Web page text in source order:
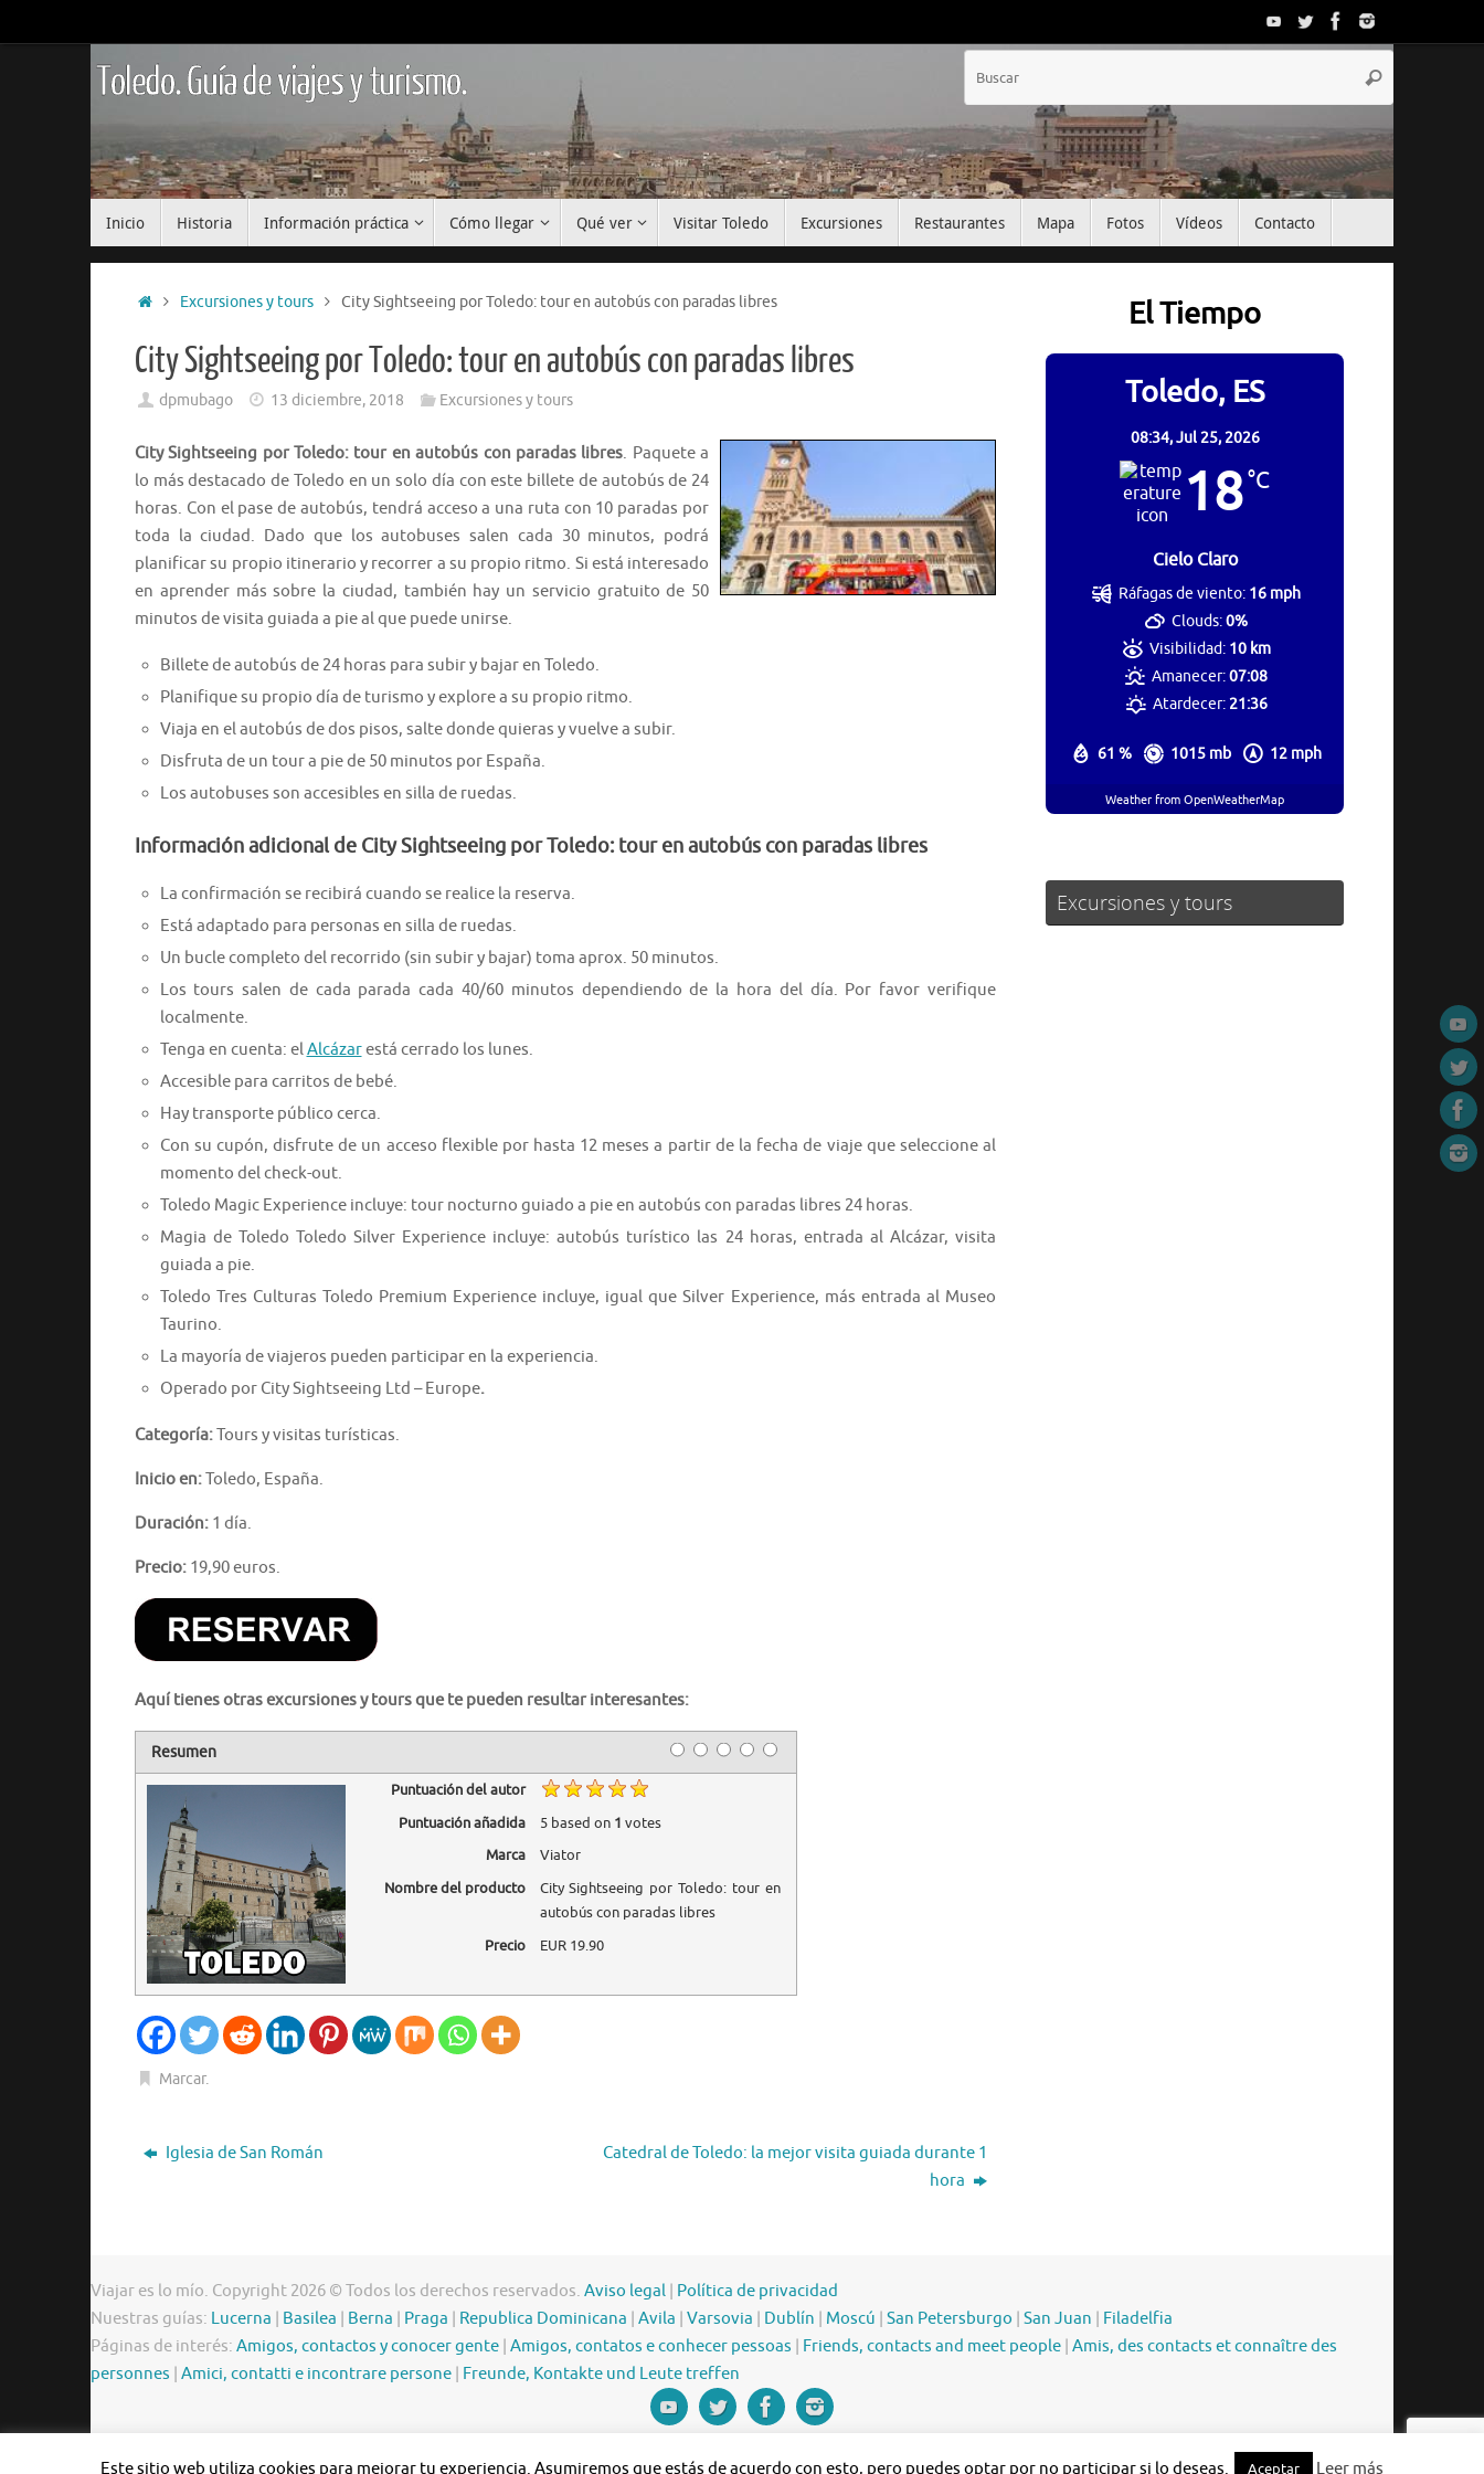
al
Toledo. Guía de viajes y turismo. Buscar
Inicio Historia Información práctica Cómo llegar Qué ver Visitar Toledo Excursiones Restaurantes Mapa Fotos Vídeos Contacto
InicioExcursiones y tours City Sightseeing por Toledo: tour en autobús con paradas libres
City Sightseeing por Toledo: tour en autobús con paradas libres
dpmubago 13 diciembre, 2018 Excursiones y tours
City Sightseeing por Toledo: tour en autobús con paradas libres. Paquete a
lo más destacado de Toledo en un solo día con este billete de autobús de 24
horas. Con el pase de autobús, tendrá acceso a una ruta con 10 paradas por
toda la ciudad. Dado que los autobuses salen cada 30 minutos, podrá
planificar su propio itinerario y recorrer a su propio ritmo. Si está interesado
en aprender más sobre la ciudad, también hay un servicio gratuito de 50
minutos de visita guiada a pie al que puede unirse.
Billete de autobús de 24 horas para subir y bajar en Toledo.
Planifique su propio día de turismo y explore a su propio ritmo.
Viaja en el autobús de dos pisos, salte donde quieras y vuelve a subir.
Disfruta de un tour a pie de 50 minutos por España.
Los autobuses son accesibles en silla de ruedas.
Información adicional de City Sightseeing por Toledo: tour en autobús con paradas libres
La confirmación se recibirá cuando se realice la reserva.
Está adaptado para personas en silla de ruedas.
Un bucle completo del recorrido (sin subir y bajar) toma aprox. 50 minutos.
Los tours salen de cada parada cada 40/60 minutos dependiendo de la hora del día. Por favor verifique
localmente.
Tenga en cuenta: elAlcázarestá cerrado los lunes.
Accesible para carritos de bebé.
Hay transporte público cerca.
Con su cupón, disfrute de un acceso flexible por hasta 12 meses a partir de la fecha de viaje que seleccione al
momento del check-out.
Toledo Magic Experience incluye: tour nocturno guiado a pie en autobús con paradas libres 24 horas.
Magia de Toledo Toledo Silver Experience incluye: autobús turístico las 24 horas, entrada al Alcázar, visita
guiada a pie.
Toledo Tres Culturas Toledo Premium Experience incluye, igual que Silver Experience, más entrada al Museo
Taurino.
La mayoría de viajeros pueden participar en la experiencia.
Operado por City Sightseeing Ltd – Europe.
Categoría:Tours y visitas turísticas.
Inicio en:Toledo, España.
Duración: 1 día.
Precio: 19,90 euros.
Aquí tienes otras excursiones y tours que te pueden resultar interesantes:
Resumen
Puntuación del autor
Puntuación añadida
5based on 1 votes
Marca
Viator
Nombre del producto
City Sightseeing por Toledo: tour en
autobús con paradas libres
Precio
EUR19.90
Marcar.
Iglesia de San Román
Catedral de Toledo: la mejor visita guiada durante 1
hora
El Tiempo
Toledo, ES
08:34,Jul 25, 2026
18°C
Cielo Claro
61 % 1015 mb 12 mph
Ráfagas de viento: 16 mph
Clouds:0%
Visibilidad: 10 km
Amanecer:07:08
Atardecer:21:36
Weather from OpenWeatherMap
Excursiones y tours
Viajar es lo mío. Copyright 2026 © Todos los derechos reservados. Aviso legal | Política de privacidad
Nuestras guías: Lucerna | Basilea | Berna | Praga | Republica Dominicana | Avila | Varsovia | Dublín | Moscú | San Petersburgo | San Juan | Filadelfia
Páginas de interés: Amigos, contactos y conocer gente | Amigos, contatos e conhecer pessoas | Friends, contacts and meet people | Amis, des contacts et connaître des
personnes | Amici, contatti e incontrare persone | Freunde, Kontakte und Leute treffen
Tempera&WordPress.
Este sitio web utiliza cookies para mejorar tu experiencia. Asumiremos que estás de acuerdo con esto, pero puedes optar por no participar si lo deseas. Aceptar Leer más